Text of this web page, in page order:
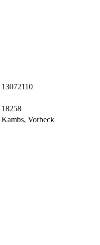
13072110
18258
Kambs, Vorbeck